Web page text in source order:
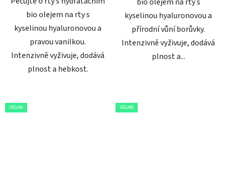
bio olejem na rty s
kyselinou hyaluronovou a
pravou vanilkou.
Intenzivně vyživuje, dodává
plnost a hebkost.
kyselinou hyaluronovou a
přírodní vůní borůvky.
Intenzivně vyživuje, dodává
plnost a...
VEGAN VEGAN